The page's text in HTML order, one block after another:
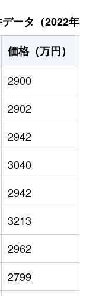
ータ（2022年11
価格（万円）
2900
2902
2942
3040
2942
3213
2962
2799